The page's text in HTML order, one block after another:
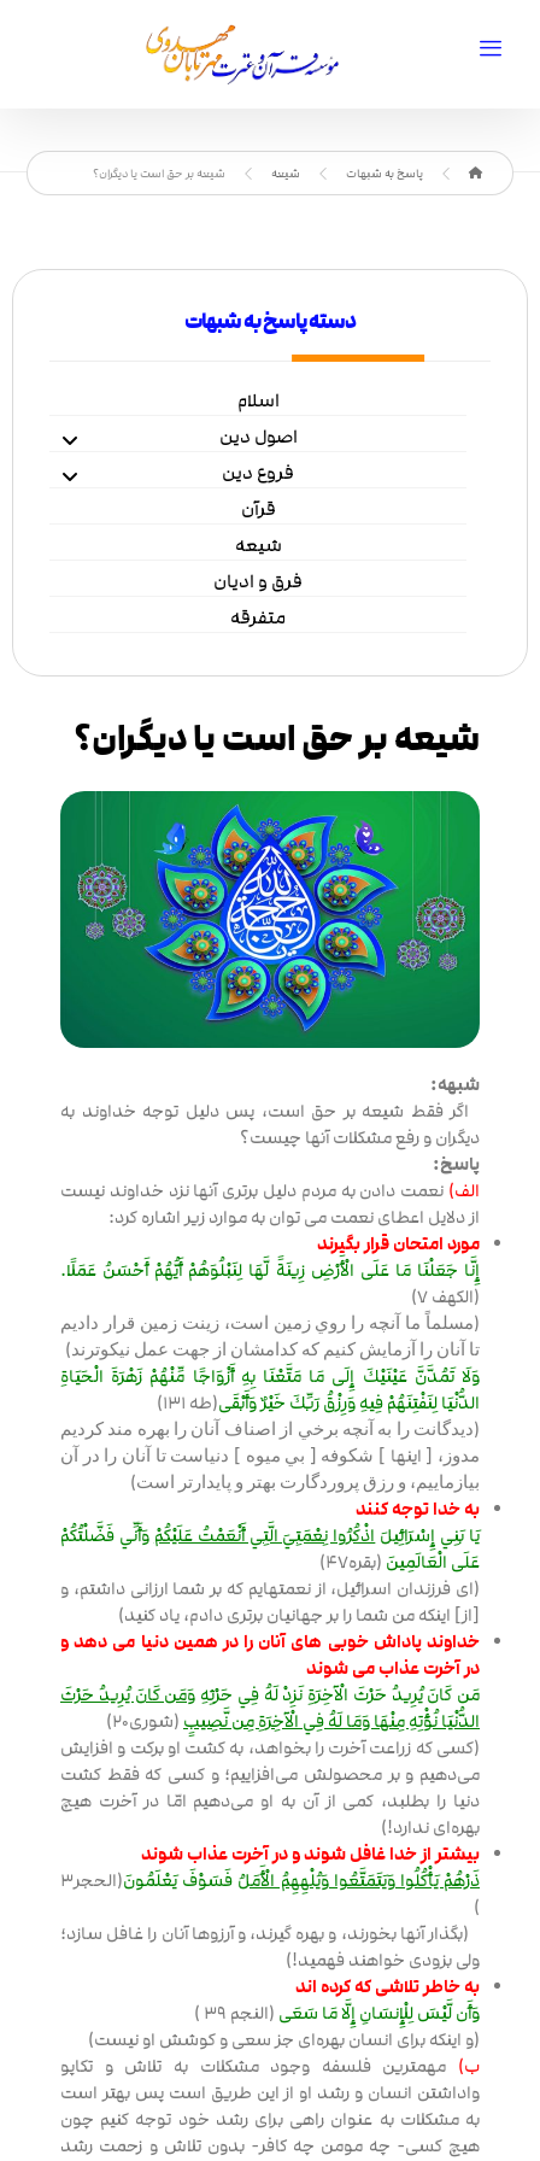
پاسخ به شبهات شیعه شیعه بر حق است یا دیگران؟
دسته پاسخ به شبهات
اسلام
اصول دین
فروع دین
قرآن
شیعه
فرق و ادیان
متفرقه
شیعه بر حق است یا دیگران؟
شبهه:
اگر فقط شیعه بر حق است، پس دلیل توجه خداوند به
دیگران و رفع مشکلات آنها چیست؟
پاسخ:
الف) نعمت دادن به مردم دلیل برتری آنها نزد خداوند نیست
از دلایل اعطای نعمت می توان به موارد زیر اشاره کرد:
مورد امتحان قرار بگیرند
إِنَّا جَعَلْنَا مَا عَلَى الْأَرْضِ زِينَةً لَّهَا لِنَبْلُوَهُمْ أَيُّهُمْ أَحْسَنُ عَمَلًا.
(الكهف 7)
(ﻣﺴﻠﻤﺎً ﻣﺎ ﺁﻧﭽﻪ ﺭﺍ ﺭﻭﻱ ﺯﻣﻴﻦ ﺍﺳﺖ، ﺯﻳﻨﺖ ﺯﻣﻴﻦ ﻗﺮﺍﺭ ﺩﺍﺩﻳﻢ
ﺗﺎ ﺁﻧﺎﻥ ﺭﺍ ﺁﺯﻣﺎﻳﺶ ﻛﻨﻴﻢ ﻛﻪ ﻛﺪﺍﻣﺸﺎﻥ ﺍﺯ ﺟﻬﺖ ﻋﻤﻞ ﻧﻴﻜﻮﺗﺮﻧﺪ)
وَلَا تَمُدَّنَّ عَيْنَيْكَ إِلَى مَا مَتَّعْنَا بِهِ أَزْوَاجًا مِّنْهُمْ زَهْرَةَ الْحَيَاةِ
الدُّنْيَا لِنَفْتِنَهُمْ فِيهِ وَرِزْقُ رَبِّكَ خَيْرٌ وَأَبْقَى(طه 131)
(ﺩﻳﺪﮔﺎﻧﺖ ﺭﺍ ﺑﻪ ﺁﻧﭽﻪ ﺑﺮﺧﻲ ﺍﺯ ﺍﺻﻨﺎﻑ ﺁﻧﺎﻥ ﺭﺍ ﺑﻬﺮﻩ ﻣﻨﺪ ﻛﺮﺩﻳﻢ
ﻣﺪﻭﺯ، [ اینها ] ﺷﻜﻮﻓﻪ [ ﺑﻲ ﻣﻴﻮﻩ ] ﺩﻧﻴﺎﺳﺖ ﺗﺎ ﺁﻧﺎﻥ ﺭﺍ ﺩﺭ ﺁﻥ
ﺑﻴﺎﺯﻣﺎﻳﻴﻢ، ﻭ ﺭﺯﻕ ﭘﺮﻭﺭﺩﮔﺎﺭﺕ ﺑﻬﺘﺮ ﻭ ﭘﺎﻳﺪﺍﺭﺗﺮ ﺍﺳﺖ)
به خدا توجه کنند
يَا بَنِي إِسْرَائِيلَ اذْكُرُوا نِعْمَتِيَ الَّتِي أَنْعَمْتُ عَلَيْكُمْ وَأَنِّي فَضَّلْتُكُمْ
عَلَى الْعَالَمِينَ (بقره47)
(اى فرزندان اسرائيل، از نعمتهايم كه بر شما ارزانى داشتم، و
[از] اينكه من شما را بر جهانيان برترى دادم، ياد كنيد)
خداوند پاداش خوبی های آنان را در همین دنیا می دهد و
در آخرت عذاب می شوند
مَن كَانَ يُرِيدُ حَرْثَ الْآخِرَةِ نَزِدْ لَهُ فِي حَرْثِهِ وَمَن كَانَ يُرِيدُ حَرْثَ
الدُّنْيَا نُؤْتِهِ مِنْهَا وَمَا لَهُ فِي الْآخِرَةِ مِن نَّصِيبٍ (شوری20)
(کسی که زراعت آخرت را بخواهد، به کشت او برکت و افزایش
می‌دهیم و بر محصولش می‌افزاییم؛ و کسی که فقط کشت
دنیا را بطلبد، کمی از آن به او می‌دهیم امّا در آخرت هیچ
بهره‌ای ندارد!)
بیشتر از خدا غافل شوند و در آخرت عذاب شوند
ذَرْهُمْ يَأْكُلُوا وَيَتَمَتَّعُوا وَيُلْهِهِمُ الْأَمَلُ فَسَوْفَ يَعْلَمُونَ
(الحجر3
)
(بگذار آنها بخورند، و بهره گیرند، و آرزوها آنان را غافل سازد؛
ولی بزودی خواهند فهمید!)
به خاطر تلاشی که کرده اند
وَأَن لَّيْسَ لِلْإِنسَانِ إِلَّا مَا سَعَى (النجم 39 )
(و اینکه برای انسان بهره‌ای جز سعی و کوشش او نیست)
ب) مهمترین فلسفه وجود مشکلات به تلاش و تکاپو
واداشتن انسان و رشد او از این طریق است پس بهتر است
به مشکلات به عنوان راهی برای رشد خود توجه کنیم چون
هیچ کسی- چه مومن چه کافر- بدون تلاش و زحمت رشد